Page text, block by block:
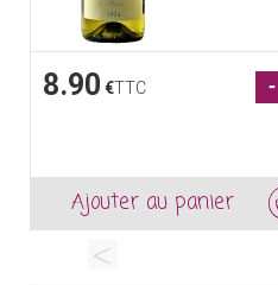
<
8.90 €TTC -
Ajouter au panier